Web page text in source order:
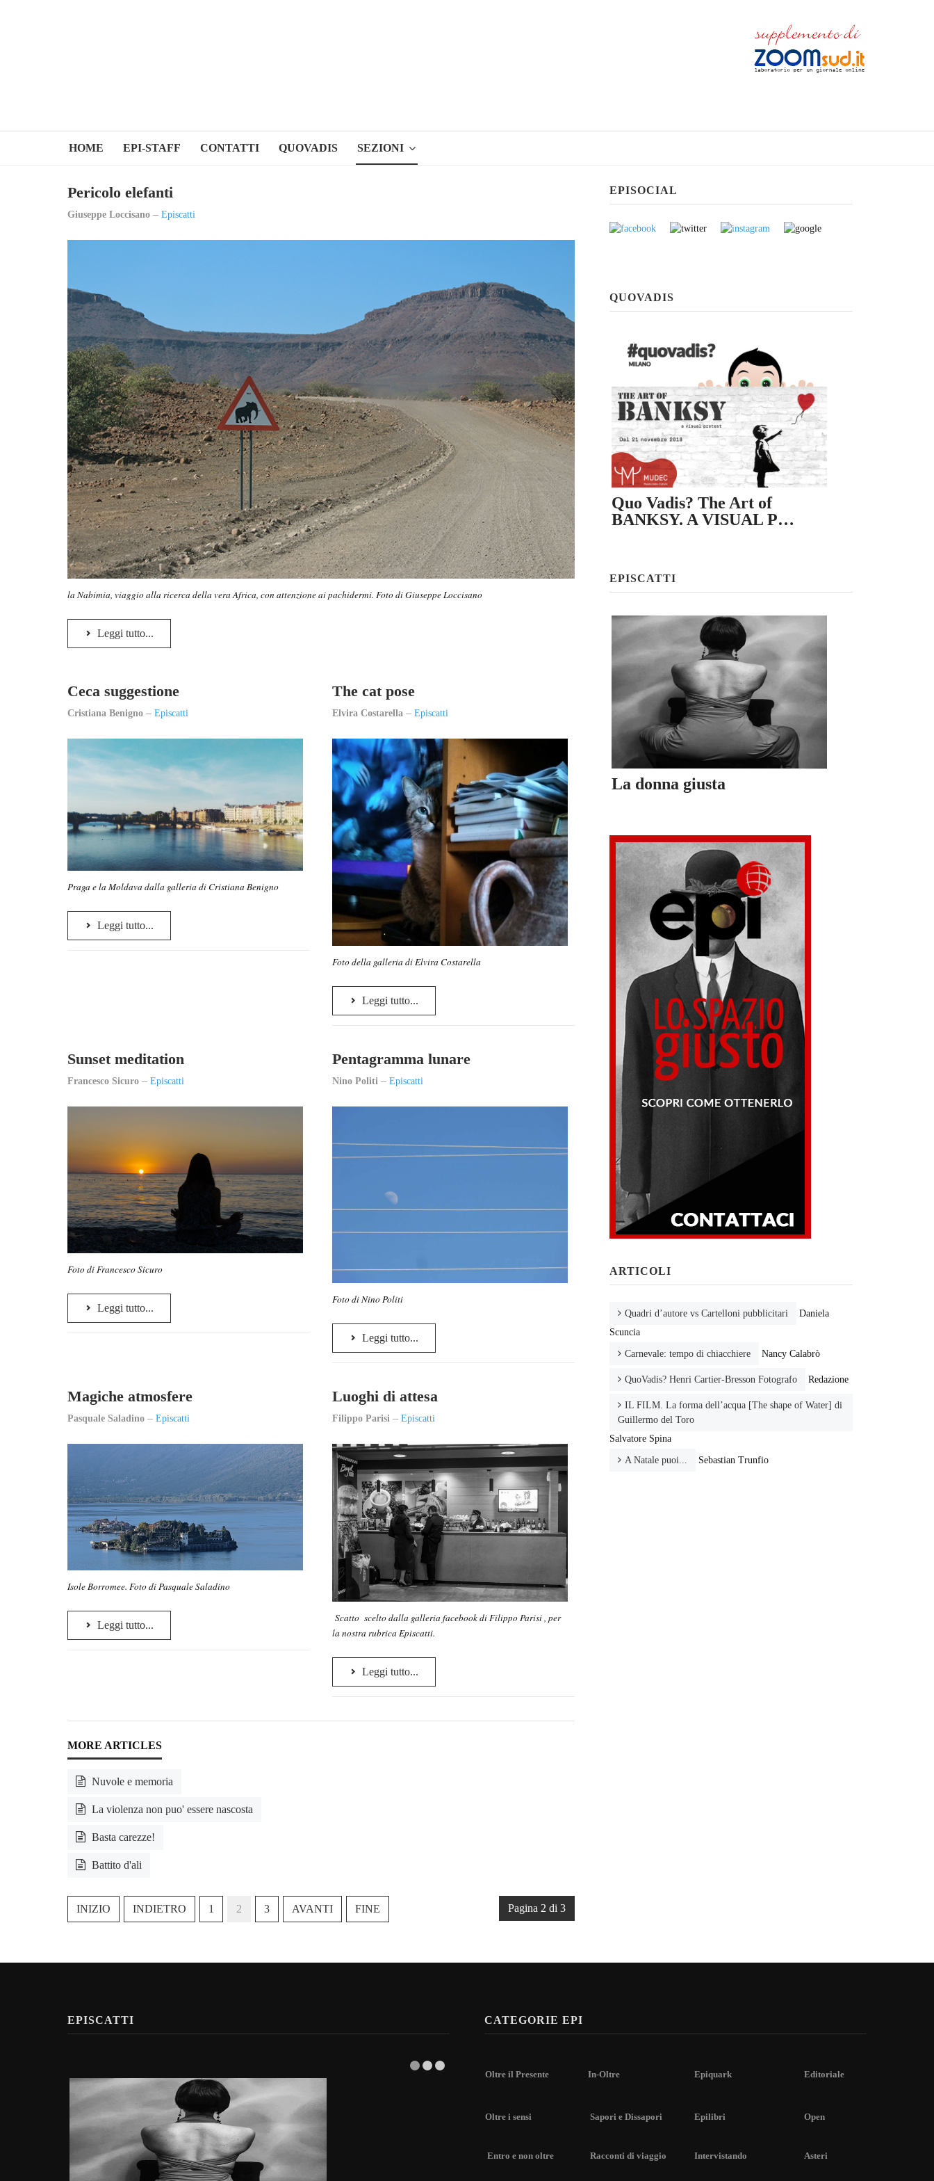
HOME EPI-STAFF CONTATTI QUOVADIS SEZIONI
Pericolo elefanti
Giuseppe Loccisano Episcatti
la Nabimia, viaggio alla ricerca della vera Africa, con attenzione ai pachidermi. Foto di Giuseppe Loccisano
Leggi tutto...
Ceca suggestione
Cristiana Benigno Episcatti
Praga e la Moldava dalla galleria di Cristiana Benigno
Leggi tutto...
The cat pose
Elvira Costarella Episcatti
Foto della galleria di Elvira Costarella
Leggi tutto...
Sunset meditation
Francesco Sicuro Episcatti
Foto di Francesco Sicuro
Leggi tutto...
Pentagramma lunare
Nino Politi Episcatti
Foto di Nino Politi
Leggi tutto...
Magiche atmosfere
Pasquale Saladino Episcatti
Isole Borromee. Foto di Pasquale Saladino
Leggi tutto...
Luoghi di attesa
Filippo Parisi Episcatti
Scatto scelto dalla galleria facebook di Filippo Parisi , per
la nostra rubrica Episcatti.
Leggi tutto...
Nuvole e memoria
La violenza non puo' essere nascosta
Basta carezze!
Battito d'ali
Pagina 2 di 3
INIZIO INDIETRO 1 2 3 AVANTI FINE
EPISOCIAL
QUOVADIS
Quo Vadis? The Art of
BANKSY. A VISUAL P…
EPISCATTI
La donna giusta
ARTICOLI
Quadri d’autore vs Cartelloni pubblicitari
Daniela
Scuncia
Carnevale: tempo di chiacchiere Nancy Calabrò
QuoVadis? Henri Cartier-Bresson Fotografo Redazione
IL FILM. La forma dell’acqua [The shape of Water] di
Guillermo del Toro
Salvatore Spina
A Natale puoi... Sebastian Trunfio
EPISCATTI CATEGORIE EPI
Oltre il Presente In-Oltre Epiquark Editoriale
Oltre i sensi Sapori e Dissapori Epilibri Open
Entro e non oltre Racconti di viaggio Intervistando Asteri